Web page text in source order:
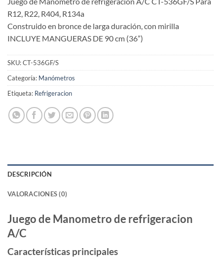
R12, R22, R404, R134a
Construido en bronce de larga duración, con mirilla
INCLUYE MANGUERAS DE 90 cm (36”)
SKU:CT-536GF/S
Categoría: Manómetros
Etiqueta: Refrigeracion
DESCRIPCIÓN
VALORACIONES (0)
Juego de Manometro de refrigeracion
A/C
Características principales